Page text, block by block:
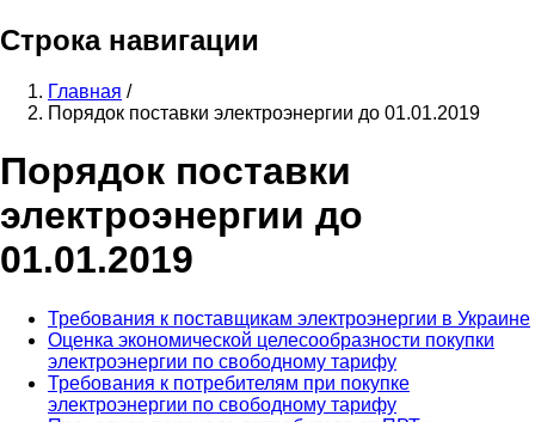
Строка навигации
Главная /
Порядок поставки электроэнергии до 01.01.2019
Порядок поставки
электроэнергии до
01.01.2019
Требования к поставщикам электроэнергии в Украине
Оценка экономической целесообразности покупки
электроэнергии по свободному тарифу
Требования к потребителям при покупке
электроэнергии по свободному тарифу